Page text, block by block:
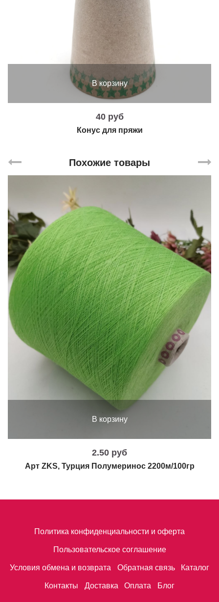
В корзину
40 руб
Конус для пряжи
Похожие товары
В корзину
2.50 руб
Арт ZKS, Турция Полумеринос 2200м/100гр
Политика конфиденциальности и оферта
Пользовательское соглашение
Условия обмена и возврата Обратная связь Каталог
Контакты Доставка Оплата Блог